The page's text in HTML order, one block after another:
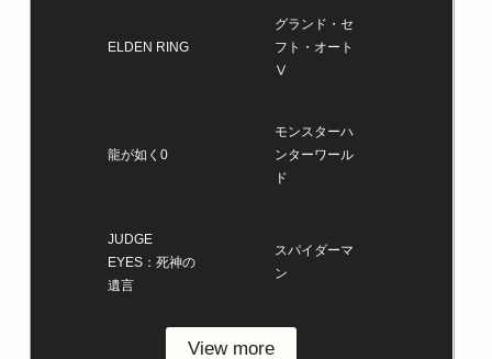
ELDEN RING
グランド・セ
フト・オート
Ⅴ
龍が如く0
モンスターハ
ンターワール
ド
JUDGE
EYES：死神の
遺言
スパイダーマ
ン